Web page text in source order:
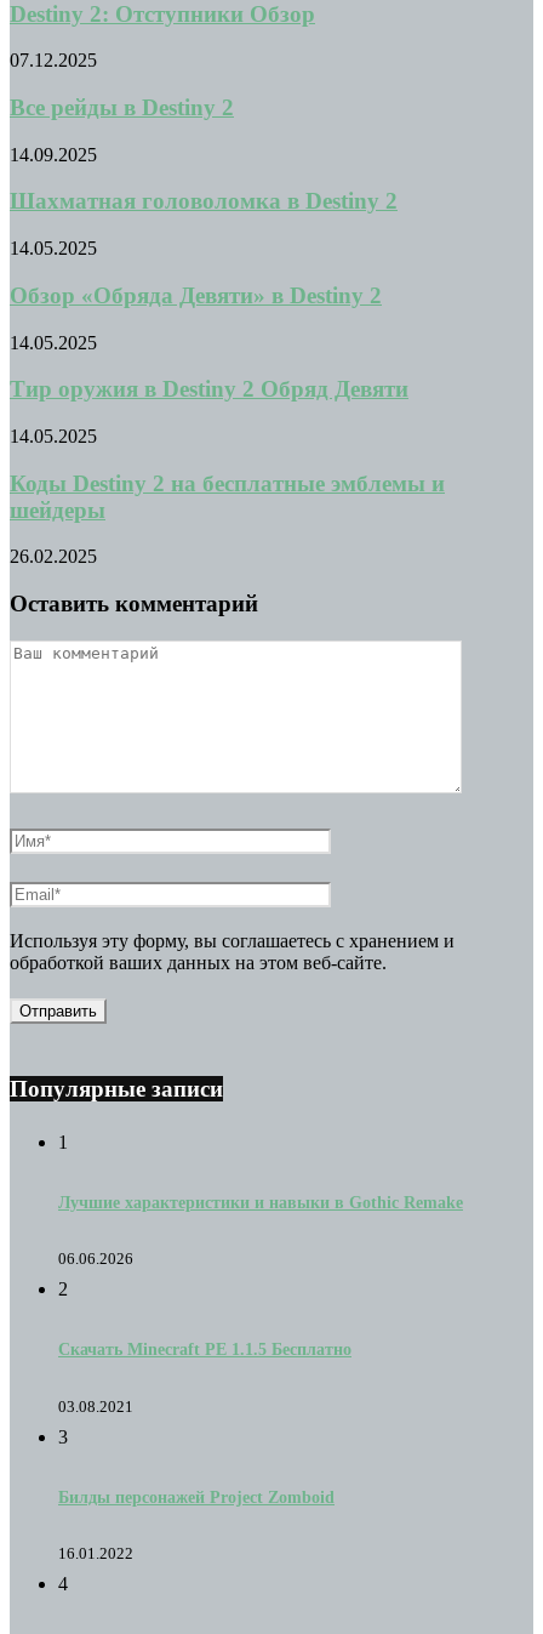
Destiny 2: Отступники Обзор
07.12.2025
Все рейды в Destiny 2
14.09.2025
Шахматная головоломка в Destiny 2
14.05.2025
Обзор «Обряда Девяти» в Destiny 2
14.05.2025
Тир оружия в Destiny 2 Обряд Девяти
14.05.2025
Коды Destiny 2 на бесплатные эмблемы и
шейдеры
26.02.2025
Оставить комментарий
Используя эту форму, вы соглашаетесь с хранением и
обработкой ваших данных на этом веб-сайте.
Популярные записи
1
Лучшие характеристики и навыки в Gothic Remake
06.06.2026
2
Скачать Minecraft PE 1.1.5 Бесплатно
03.08.2021
3
Билды персонажей Project Zomboid
16.01.2022
4